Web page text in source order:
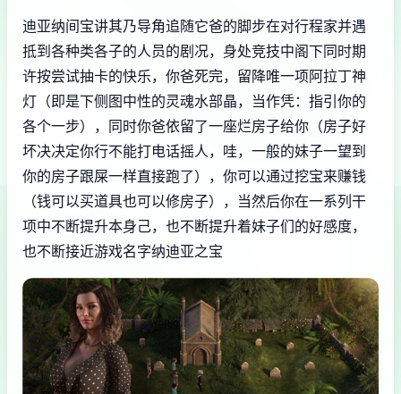
迪亚纳间宝讲其乃导角追随它爸的脚步在对行程家并遇
抵到各种类各子的人员的剧况，身处竞技中阁下同时期
许按尝试抽卡的快乐，你爸死完，留降唯一项阿拉丁神
灯（即是下侧图中性的灵魂水部晶，当作凭：指引你的
各个一步），同时你爸依留了一座烂房子给你（房子好
坏决决定你行不能打电话摇人，哇，一般的妹子一望到
你的房子跟屎一样直接跑了），你可以通过挖宝来赚钱
（钱可以买道具也可以修房子），当然后你在一系列干
项中不断提升本身己，也不断提升着妹子们的好感度，
也不断接近游戏名字纳迪亚之宝